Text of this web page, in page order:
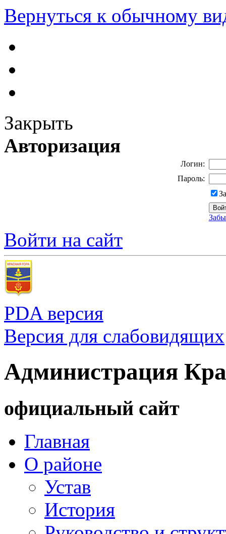
Вернуться к обычному
Закрыть
Авторизация
Логин:
Пароль:
Войти на сайт
PDA версия
Версия для слабовидящих
Администрация
официальный сайт
Главная
О районе
Устав
История